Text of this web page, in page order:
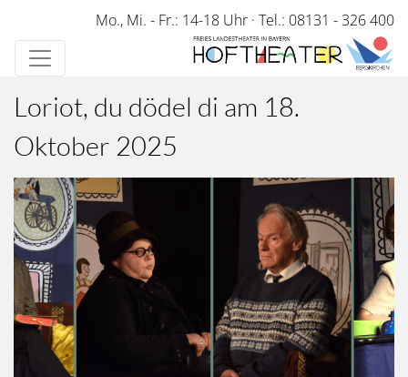
Direkt
zum
Inhalt
Mo., Mi. - Fr.: 14-18 Uhr · Tel.: 08131 - 326 400
Loriot, du dödel di am 18.
Oktober 2025